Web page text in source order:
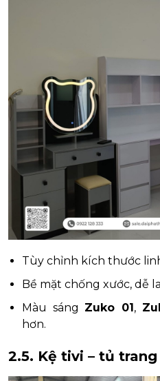
Tùy chỉnh kích thước
Bề mặt chống xước, dễ
Màu sáng Zuko 01 ,
hơn.
2.5. Kệ tivi – tủ